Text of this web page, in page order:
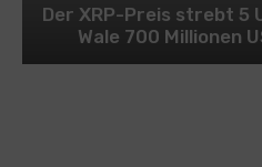
Der XRP-Preis strebt 5
Wale 700 Millionen